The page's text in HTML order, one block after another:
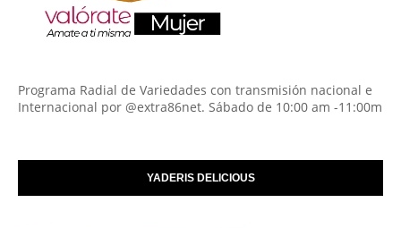
Programa Radial de Variedades con transmisión nacional e
Internacional por @extra86net. Sábado de 10:00 am -11:00m
YADERIS DELICIOUS